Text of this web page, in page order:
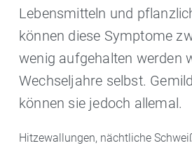
Lebensmitteln und
können diese Symptome
wenig aufgehalten werden
Wechseljahre selbst.
können sie jedoch allemal.
Hitzewallungen, nächtliche